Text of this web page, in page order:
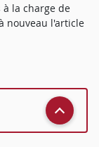
la charge de
nouveau l'article